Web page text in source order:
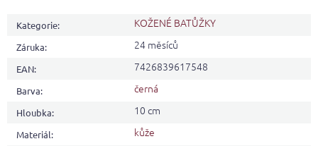
Kategorie: KOŽENÉ BATŮŽKY
Záruka: 24 měsíců
EAN: 7426839617548
Barva: černá
Hloubka: 10 cm
Materiál: kůže